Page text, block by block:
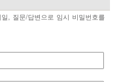
, 질문/답변으로 임시 비밀번호를